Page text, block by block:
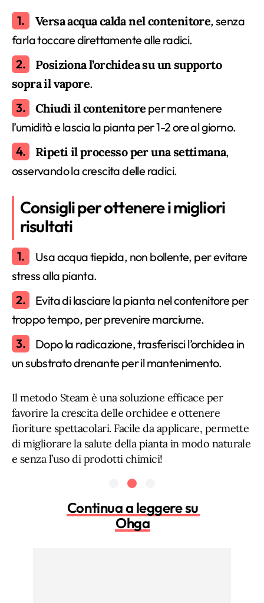
Versa acqua calda nel contenitore, senza
farla toccare direttamente alle radici.
Posiziona l’orchidea su un supporto
sopra il vapore.
Chiudi il contenitore per mantenere
l’umidità e lascia la pianta per 1-2 ore al giorno.
Ripeti il processo per una settimana,
osservando la crescita delle radici.
Consigli per ottenere i migliori
risultati
Usa acqua tiepida, non bollente, per evitare
stress alla pianta.
Evita di lasciare la pianta nel contenitore per
troppo tempo, per prevenire marciume.
Dopo la radicazione, trasferisci l’orchidea in
un substrato drenante per il mantenimento.
Il metodo Steam è una soluzione efficace per
favorire la crescita delle orchidee e ottenere
fioriture spettacolari. Facile da applicare, permette
di migliorare la salute della pianta in modo naturale
e senza l’uso di prodotti chimici!
Continua a leggere su
Ohga